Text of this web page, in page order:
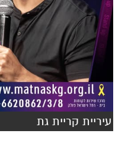
עיריית קריית גת